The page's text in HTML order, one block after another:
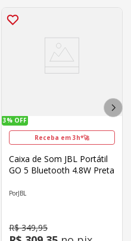
3% OFF
Receba em 3h*🚀
Caixa de Som JBL Portátil
GO 5 Bluetooth 4.8W Preta
JBL
R$ 349,95